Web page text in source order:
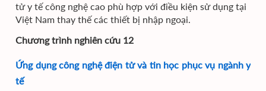
tử y tế công nghệ cao phù hợp với điều kiện sử dụng tại
Việt Nam thay thế các thiết bị nhập ngoại.
Chương trình nghiên cứu 12
Ứng dụng công nghệ điện tử và tin học phục vụ ngành y
tế